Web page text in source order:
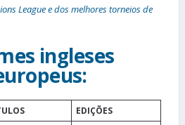
League e dos melhores torneios de
ingleses
EDIÇÕES